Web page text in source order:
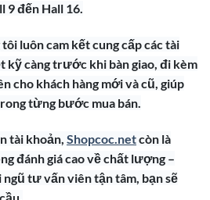
9 đến Hall 16.
tôi luôn cam kết cung cấp các tài
kỹ càng trước khi bàn giao, đi kèm
cho khách hàng mới và cũ, giúp
từng bước mua bán.
tài khoản, Shopcoc.netcòn là
đánh giá cao về chất lượng –
tư vấn viên tận tâm, bạn sẽ